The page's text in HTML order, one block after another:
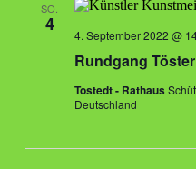
SO.
4
Rund­gang
4. September 2022 @
Tostedt - Rathaus
Deutschland